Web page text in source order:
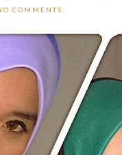
COMMENTS: